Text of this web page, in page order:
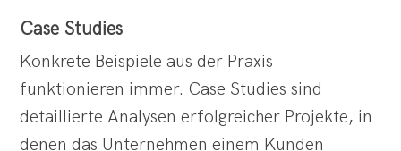
Case Studies
Konkrete Beispiele aus der Praxis
funktionieren immer. Case Studies sind
detaillierte Analysen erfolgreicher Projekte, in
denen das Unternehmen einem Kunden